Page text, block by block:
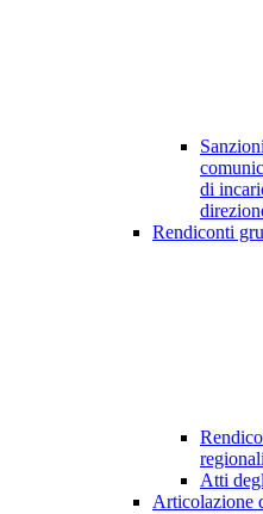
di
Rendiconti
Atti
Articolazione